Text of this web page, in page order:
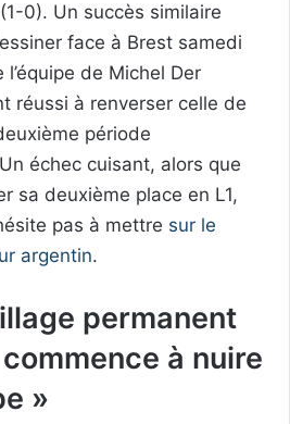
0). Un succès similaire
face à Brest samedi
de Michel Der
réussi à renverser celle de
période
échec cuisant, alors que
sa deuxième place en L1,
pas à mettre sur le
argentin.
permanent
à nuire
»